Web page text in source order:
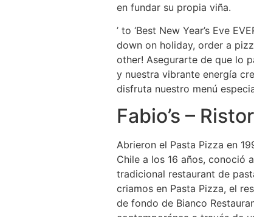
en fundar su propia viña.
’ to ‘Best New Year’s Eve
down on holiday, order a
other! Asegurarte de que lo
y nuestra vibrante energía
disfruta nuestro menú
Fabio’s –
Abrieron el Pasta Pizza en
Chile a los 16 años, conoció
tradicional restaurant de
criamos en Pasta Pizza, el
de fondo de Bianco